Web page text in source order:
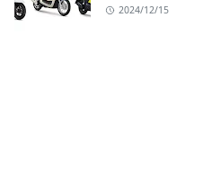
2024/12/15